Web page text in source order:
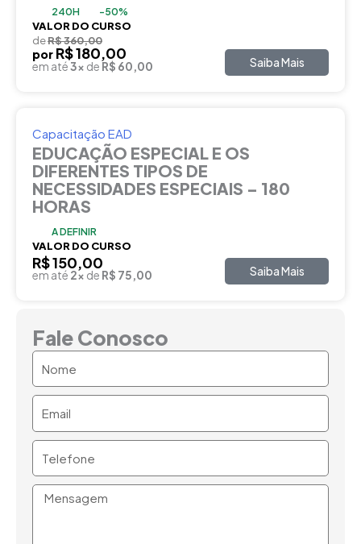
240H -50%
VALOR DO CURSO
deR$ 360,00
por R$ 180,00
em até3x de R$ 60,00 Saiba Mais
Capacitação EAD
EDUCAÇÃO ESPECIAL E OS
DIFERENTES TIPOS DE
NECESSIDADES ESPECIAIS – 180
HORAS
A DEFINIR
VALOR DO CURSO
R$ 150,00
em até 2x de R$ 75,00 Saiba Mais
Fale Conosco
Mensagem